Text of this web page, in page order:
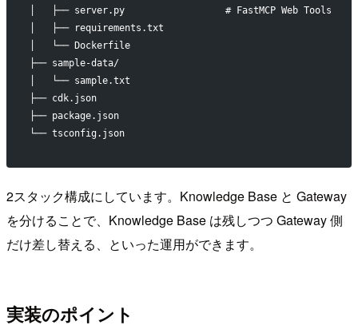
│   ├── server.py                  # FastMCP Web Tools
│   ├── requirements.txt
│   └── Dockerfile
├── sample-data/
│   └── sample.txt
├── cdk.json
├── package.json
└── tsconfig.json
2スタック構成にしています。Knowledge Base と Gateway
を分けることで、Knowledge Base は残しつつ Gateway 側
だけ差し替える、といった運用ができます。
実装のポイント